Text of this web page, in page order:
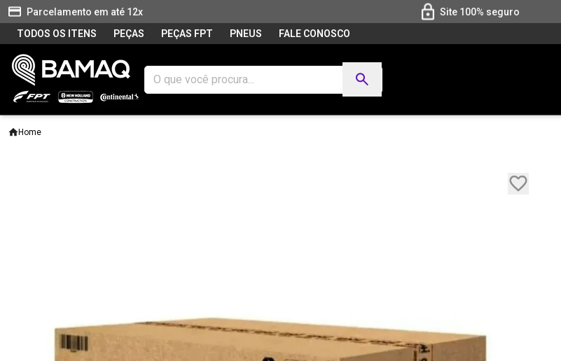
Parcelamento em até 12x Site 100% seguro
TODOS OS ITENS
PEÇAS PEÇAS FPT PNEUS FALE CONOSCO
Home